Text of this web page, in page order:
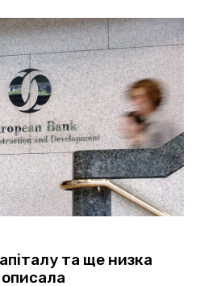
та ще низка